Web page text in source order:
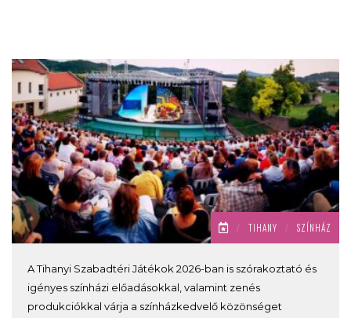
/ TIHANY / SZÍNHÁZ
A Tihanyi Szabadtéri Játékok 2026-ban is szórakoztató és
igényes színházi előadásokkal, valamint zenés
produkciókkal várja a színházkedvelő közönséget